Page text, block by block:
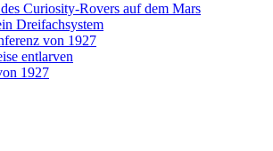
Curiosity-Rovers auf dem Mars
Dreifachsystem
von 1927
entlarven
1927